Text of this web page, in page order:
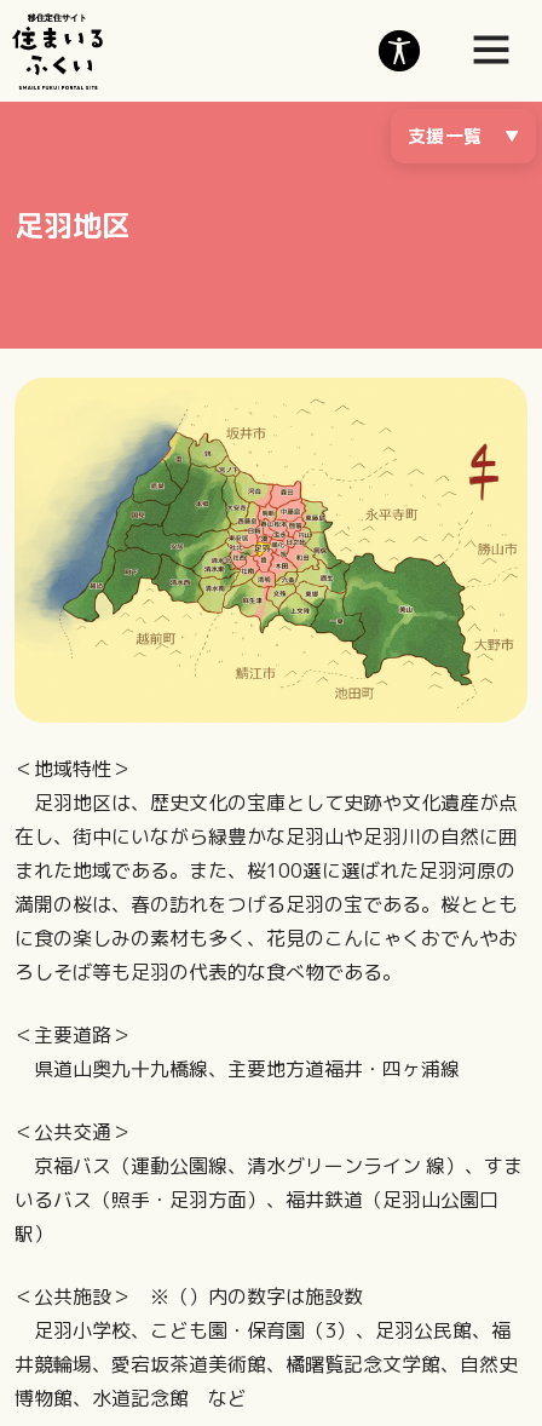
足羽地区
＜地域特性＞
足羽地区は、歴史文化の宝庫として史跡や文化遺産が点
在し、街中にいながら緑豊かな足羽山や足羽川の自然に囲
まれた地域である。また、桜100選に選ばれた足羽河原の
満開の桜は、春の訪れをつげる足羽の宝である。桜ととも
に食の楽しみの素材も多く、花見のこんにゃくおでんやお
ろしそば等も足羽の代表的な食べ物である。
＜主要道路＞
県道山奥九十九橋線、主要地方道福井・四ヶ浦線
＜公共交通＞
京福バス（運動公園線、清水グリーンライン 線）、すま
いるバス（照手・足羽方面）、福井鉄道（足羽山公園口
駅）
＜公共施設＞ ※（）内の数字は施設数
足羽小学校、こども園・保育園（3）、足羽公民館、福
井競輪場、愛宕坂茶道美術館、橘曙覧記念文学館、自然史
博物館、水道記念館 など
支援一覧